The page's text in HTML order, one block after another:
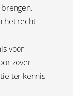
het recht
voor
zover
ter kennis